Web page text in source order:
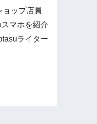
ップ店員
マホを紹介
ライター